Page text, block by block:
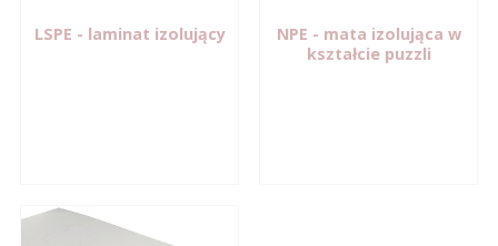
LSPE - laminat izolujący NPE - mata izolująca w
kształcie puzzli